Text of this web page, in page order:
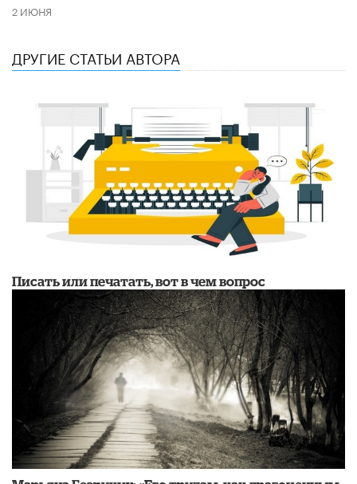
2 ИЮНЯ
ДРУГИЕ СТАТЬИ АВТОРА
Писать или печатать, вот в чем вопрос